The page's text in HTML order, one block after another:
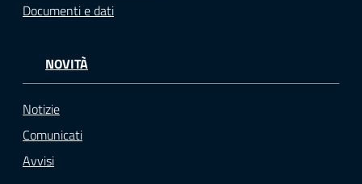
Documenti e dati
NOVITÀ
Notizie
Comunicati
Avvisi